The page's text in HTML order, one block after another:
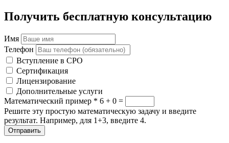
Получить бесплатную консультацию
Имя
Телефон
Вступление в СРО
Сертификация
Лицензирование
Дополнительные услуги
Математический пример * 6 + 0 =
Решите эту простую математическую задачу и введите
результат. Например, для 1+3, введите 4.
Отправить